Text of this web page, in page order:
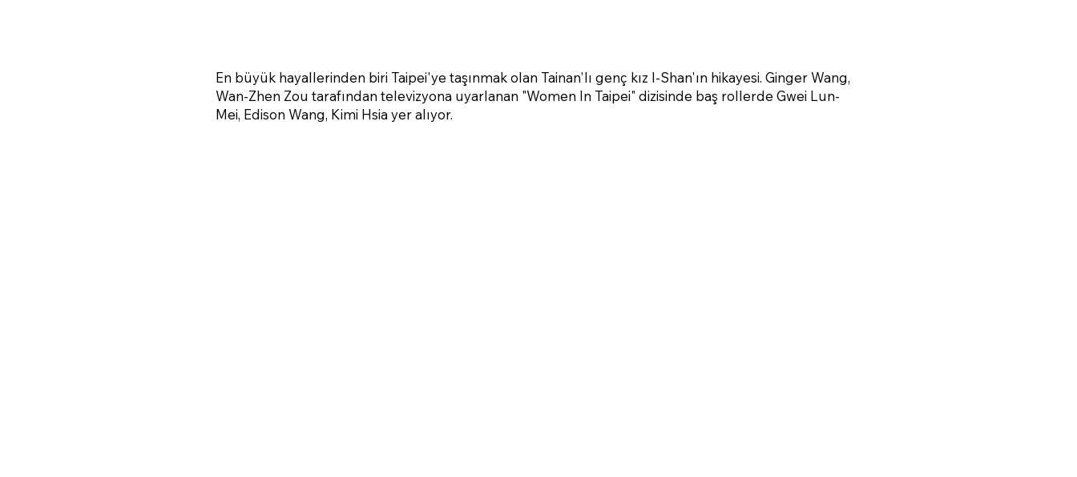
En büyük hayallerinden biri Taipei'ye taşınmak olan Tainan'lı genç kız I-Shan'ın hikayesi. Ginger Wang,
Wan-Zhen Zou tarafından televizyona uyarlanan "Women In Taipei" dizisinde baş rollerde Gwei Lun-
Mei, Edison Wang, Kimi Hsia yer alıyor.